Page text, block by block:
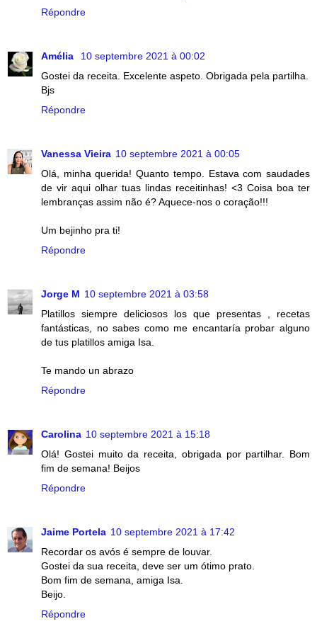
Répondre
Amélia
10 septembre 2021 à 00:02
Gostei da receita. Excelente aspeto. Obrigada pela partilha.
Bjs
Répondre
Vanessa Vieira 10 septembre 2021 à 00:05
Olá, minha querida! Quanto tempo. Estava com saudades
de vir aqui olhar tuas lindas receitinhas! <3 Coisa boa ter
lembranças assim não é? Aquece-nos o coração!!!
Um bejinho pra ti!
Répondre
Jorge M 10 septembre 2021 à 03:58
Platillos siempre deliciosos los que presentas , recetas
fantásticas, no sabes como me encantaría probar alguno
de tus platillos amiga Isa.
Te mando un abrazo
Répondre
Carolina 10 septembre 2021 à 15:18
Olá! Gostei muito da receita, obrigada por partilhar. Bom
fim de semana! Beijos
Répondre
Jaime Portela 10 septembre 2021 à 17:42
Recordar os avós é sempre de louvar.
Gostei da sua receita, deve ser um ótimo prato.
Bom fim de semana, amiga Isa.
Beijo.
Répondre